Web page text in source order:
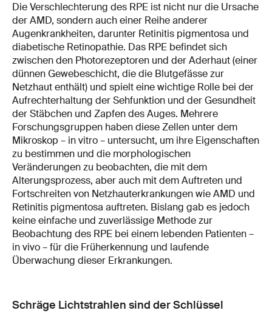
Die Verschlechterung des RPE ist nicht nur die Ursache
der AMD, sondern auch einer Reihe anderer
Augenkrankheiten, darunter Retinitis pigmentosa und
diabetische Retinopathie. Das RPE befindet sich
zwischen den Photorezeptoren und der Aderhaut (einer
dünnen Gewebeschicht, die die Blutgefässe zur
Netzhaut enthält) und spielt eine wichtige Rolle bei der
Aufrechterhaltung der Sehfunktion und der Gesundheit
der Stäbchen und Zapfen des Auges. Mehrere
Forschungsgruppen haben diese Zellen unter dem
Mikroskop – in vitro – untersucht, um ihre Eigenschaften
zu bestimmen und die morphologischen
Veränderungen zu beobachten, die mit dem
Alterungsprozess, aber auch mit dem Auftreten und
Fortschreiten von Netzhauterkrankungen wie AMD und
Retinitis pigmentosa auftreten. Bislang gab es jedoch
keine einfache und zuverlässige Methode zur
Beobachtung des RPE bei einem lebenden Patienten –
in vivo – für die Früherkennung und laufende
Überwachung dieser Erkrankungen.
Schräge Lichtstrahlen sind der Schlüssel